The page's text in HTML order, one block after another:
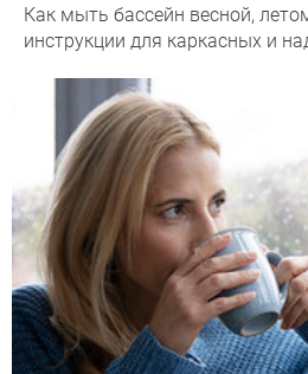
Как мыть бассейн весной,
инструкции для каркасных и